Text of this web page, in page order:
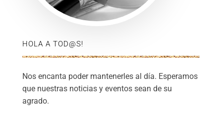
HOLA A TOD@S!
Nos encanta poder mantenerles al día. Esperamos
que nuestras noticias y eventos sean de su
agrado.